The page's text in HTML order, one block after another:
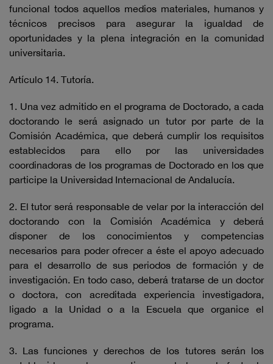
funcional todos aquellos medios materiales, humanos y
técnicos precisos para asegurar la igualdad de
oportunidades y la plena integración en la comunidad
universitaria.
Artículo 14. Tutoría.
1. Una vez admitido en el programa de Doctorado, a cada
doctorando le será asignado un tutor por parte de la
Comisión Académica, que deberá cumplir los requisitos
establecidos para ello por las universidades
coordinadoras de los programas de Doctorado en los que
participe la Universidad Internacional de Andalucía.
2. El tutor será responsable de velar por la interacción del
doctorando con la Comisión Académica y deberá
disponer de los conocimientos y competencias
necesarios para poder ofrecer a éste el apoyo adecuado
para el desarrollo de sus periodos de formación y de
investigación. En todo caso, deberá tratarse de un doctor
o doctora, con acreditada experiencia investigadora,
ligado a la Unidad o a la Escuela que organice el
programa.
3. Las funciones y derechos de los tutores serán los